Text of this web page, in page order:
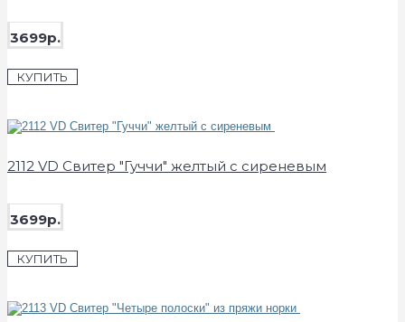
3699р.
КУПИТЬ
2112 VD Свитер "Гуччи" желтый с сиреневым
3699р.
КУПИТЬ